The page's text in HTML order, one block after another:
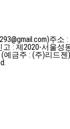
주소
: 제2020-서울성
예금주 : (주)리드젠)